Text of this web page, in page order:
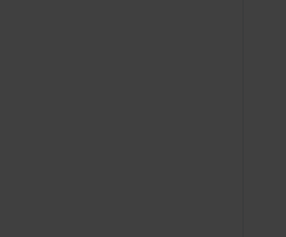
ir aksesuarai
ir lietpalčiai
dantų ir pėdų priežiūra
priemonės